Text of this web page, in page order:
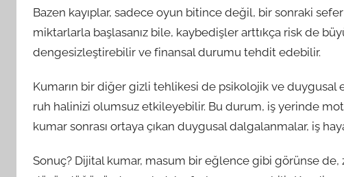
Bazen kayıplar, sadece oyun bitince değil, bir sonraki
miktarlarla başlasanız bile, kaybedişler arttıkça risk de
dengesizleştirebilir ve finansal durumu tehdit edebilir.
Kumarın bir diğer gizli tehlikesi de psikolojik ve duygusal
ruh halinizi olumsuz etkileyebilir. Bu durum, iş yerinde
kumar sonrası ortaya çıkan duygusal dalgalanmalar, iş
Sonuç? Dijital kumar, masum bir eğlence gibi görünse